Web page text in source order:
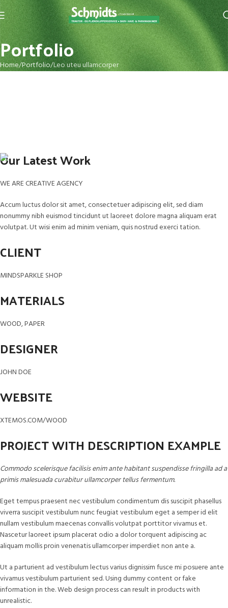
Portfolio
Home Portfolio Leo uteu ullamcorper
Our Latest Work
WE ARE CREATIVE AGENCY
Accum luctus dolor sit amet, consectetuer adipiscing elit, sed diam
nonummy nibh euismod tincidunt ut laoreet dolore magna aliquam erat
volutpat. Ut wisi enim ad minim veniam, quis nostrud exerci tation.
CLIENT
MINDSPARKLE SHOP
MATERIALS
WOOD, PAPER
DESIGNER
JOHN DOE
WEBSITE
XTEMOS.COM/WOOD
PROJECT WITH DESCRIPTION EXAMPLE
Commodo scelerisque facilisis enim ante habitant suspendisse fringilla ad a
primis malesuada curabitur ullamcorper tellus fermentum.
Eget tempus praesent nec vestibulum condimentum dis suscipit phasellus
viverra suscipit vestibulum nunc feugiat vestibulum eget a semper id elit
nullam vestibulum maecenas convallis volutpat porttitor vivamus et.
Nascetur laoreet ipsum placerat odio a dolor torquent adipiscing ac
aliquam mollis proin venenatis ullamcorper imperdiet non ante a.
Ut a parturient ad vestibulum lectus varius dignissim fusce mi posuere ante
vivamus vestibulum parturient sed. Using dummy content or fake
information in the. Web design process can result in products with
unrealistic.